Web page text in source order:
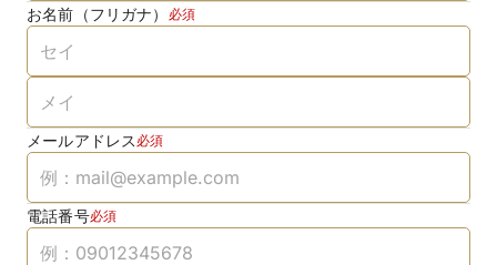
お名前（フリガナ） 必須
メールアドレス 必須
電話番号必須